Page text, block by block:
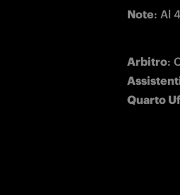
Note: Al
Arbitro
Quarto